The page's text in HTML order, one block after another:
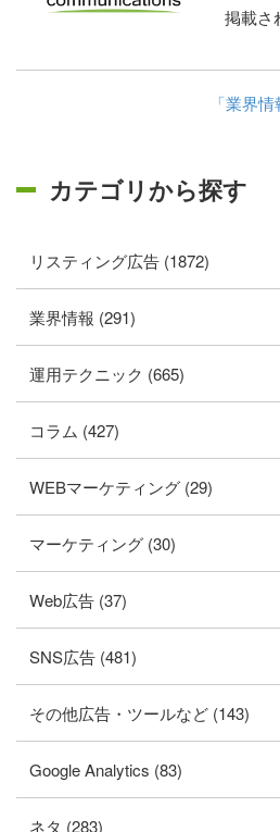
掲載さ
「業界
カテゴリから探す
リスティング広告 (1872)
業界情報 (291)
運用テクニック (665)
コラム (427)
WEBマーケティング (29)
マーケティング (30)
Web広告 (37)
SNS広告 (481)
その他広告・ツールなど (143)
Google Analytics (83)
ネタ (283)